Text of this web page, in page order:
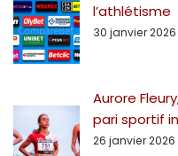
l’athlétisme
30 janvier 2026
Aurore
pari sportif
26 janvier 2026